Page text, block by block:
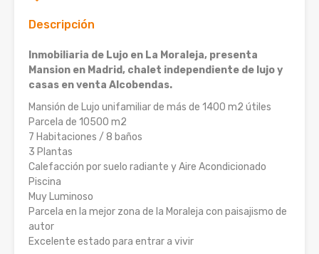
Descripción
Inmobiliaria de Lujo en La Moraleja, presenta
Mansion en Madrid, chalet independiente de lujo y
casas en venta Alcobendas.
Mansión de Lujo unifamiliar de más de 1400 m2 útiles
Parcela de 10500 m2
7 Habitaciones / 8 baños
3 Plantas
Calefacción por suelo radiante y Aire Acondicionado
Piscina
Muy Luminoso
Parcela en la mejor zona de la Moraleja con paisajismo de
autor
Excelente estado para entrar a vivir